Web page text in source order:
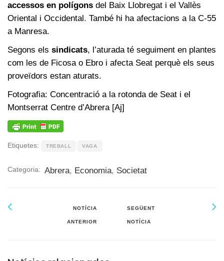
accessos en polígons del Baix Llobregat i el Vallès
Oriental i Occidental. També hi ha afectacions a la C-55
a Manresa.
Segons els sindicats, l’aturada té seguiment en plantes
com les de Ficosa o Ebro i afecta Seat perquè els seus
proveïdors estan aturats.
Fotografia: Concentració a la rotonda de Seat i el
Montserrat Centre d’Abrera [Aj]
Etiquetes: TREBALL VAGA
Categoria: Abrera, Economia, Societat
NOTÍCIA
ANTERIOR
SEGÜENT
NOTÍCIA